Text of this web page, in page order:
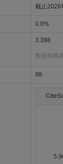
截止2026
0.0%
3.398
数据由网
98